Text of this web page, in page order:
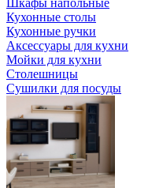
Шкафы напольные
Кухонные столы
Кухонные ручки
Аксессуары для кухни
Мойки для кухни
Столешницы
Сушилки для посуды